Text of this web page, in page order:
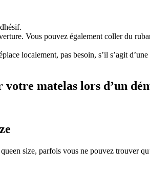
Vous pouvez également coller du
localement, pas besoin, s’il s’agit
matelas lors d’un
size, parfois vous ne pouvez trouver